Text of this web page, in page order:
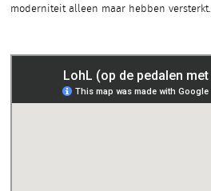
moderniteit alleen maar hebben versterkt.